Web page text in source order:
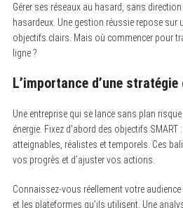
Gérer ses réseaux au hasard, sans
hasardeux. Une gestion réussie repose sur
objectifs clairs. Mais où commencer pour
ligne ?
L’importance d’une
Une entreprise qui se lance sans plan
énergie. Fixez d’abord des objectifs SMART
atteignables, réalistes et temporels. Ces
vos progrès et d’ajuster vos actions.
Connaissez-vous réellement votre
et les plateformes qu’ils utilisent. Une